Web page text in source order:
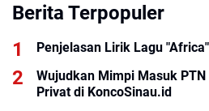
Berita Terpopuler
Penjelasan Lirik Lagu
Wujudkan Mimpi Masuk
Privat di KoncoSinau.id